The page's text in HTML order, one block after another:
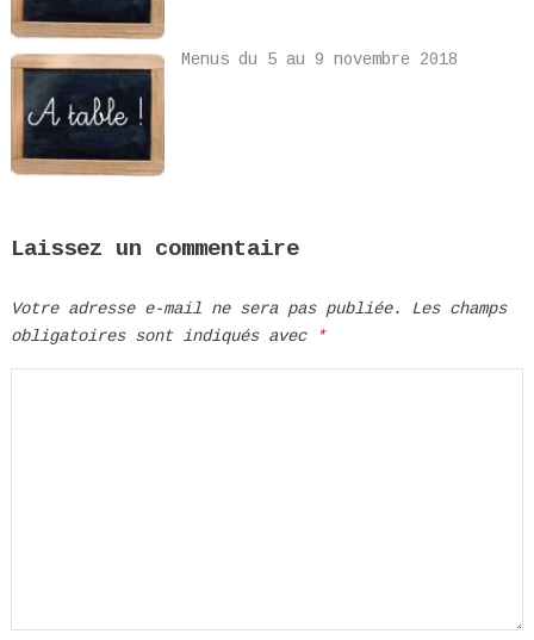
Menus du 5 au 9 novembre 2018
Laissez un commentaire
Votre adresse e-mail ne sera pas publiée.
Les champs
obligatoires sont indiqués avec
*